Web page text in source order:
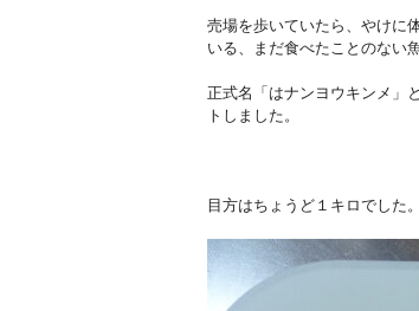
売場を歩いていたら、やけに
いる、まだ食べたことのない
正式名「はナンヨウキンメ」
トしました。
目方はちょうど１キロでし